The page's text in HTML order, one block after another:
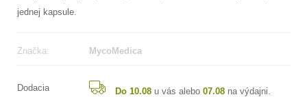
jednej kapsule.
Značka: MycoMedica
Dodacia
Do 10.08u vás alebo 07.08na výdajni.